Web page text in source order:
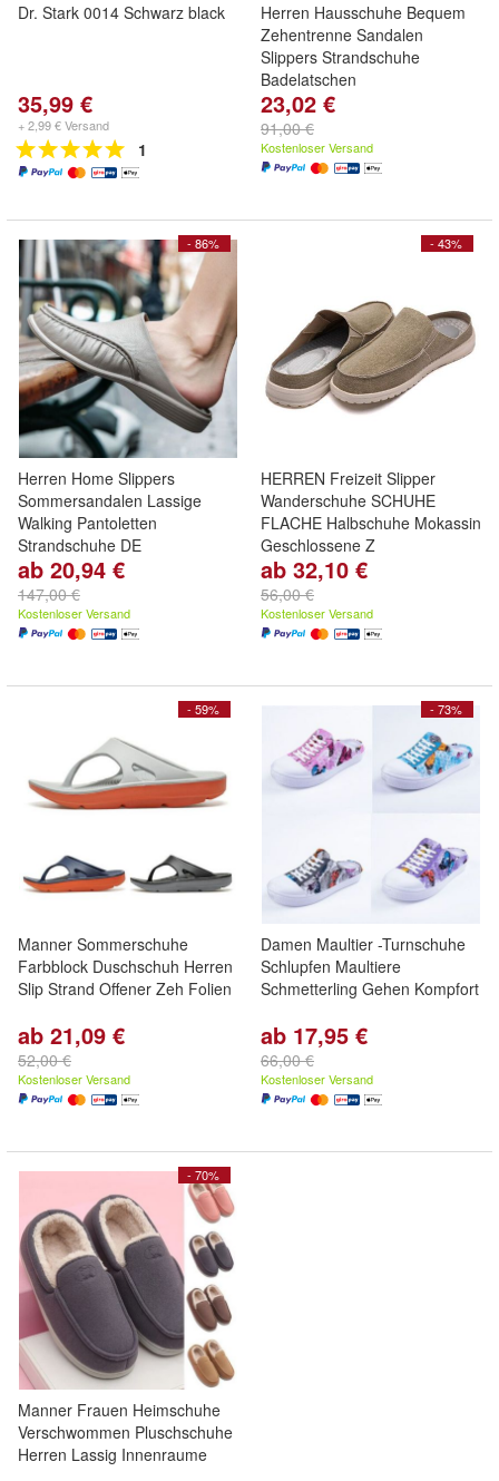
Dr. Stark 0014 Schwarz black
35,99 €
+ 2,99 € Versand
1
Herren Hausschuhe Bequem
Zehentrenne Sandalen
Slippers Strandschuhe
Badelatschen
23,02 €
91,00 €
Kostenloser Versand
- 86%
Herren Home Slippers
Sommersandalen Lassige
Walking Pantoletten
Strandschuhe DE
ab 20,94 €
147,00 €
Kostenloser Versand
- 43%
HERREN Freizeit Slipper
Wanderschuhe SCHUHE
FLACHE Halbschuhe Mokassin
Geschlossene Z
ab 32,10 €
56,00 €
Kostenloser Versand
- 59%
Manner Sommerschuhe
Farbblock Duschschuh Herren
Slip Strand Offener Zeh Folien
ab 21,09 €
52,00 €
Kostenloser Versand
- 73%
Damen Maultier -Turnschuhe
Schlupfen Maultiere
Schmetterling Gehen Kompfort
ab 17,95 €
66,00 €
Kostenloser Versand
- 70%
Manner Frauen Heimschuhe
Verschwommen Pluschschuhe
Herren Lassig Innenraume